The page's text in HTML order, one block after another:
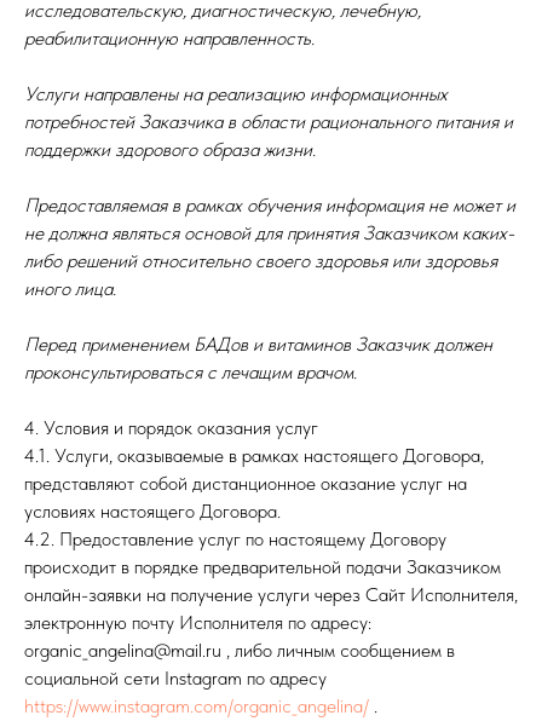
исследовательскую, диагностическую, лечебную,
реабилитационную направленность.
Услуги направлены на реализацию информационных
потребностей Заказчика в области рационального питания и
поддержки здорового образа жизни.
Предоставляемая в рамках обучения информация не может и
не должна являться основой для принятия Заказчиком каких-
либо решений относительно своего здоровья или здоровья
иного лица.
Перед применением БАДов и витаминов Заказчик должен
проконсультироваться с лечащим врачом.
4. Условия и порядок оказания услуг
4.1. Услуги, оказываемые в рамках настоящего Договора,
представляют собой дистанционное оказание услуг на
условиях настоящего Договора.
4.2. Предоставление услуг по настоящему Договору
происходит в порядке предварительной подачи Заказчиком
онлайн-заявки на получение услуги через Сайт Исполнителя,
электронную почту Исполнителя по адресу:
organic_angelina@mail.ru , либо личным сообщением в
социальной сети Instagram по адресу
https://www.instagram.com/organic_angelina/ .